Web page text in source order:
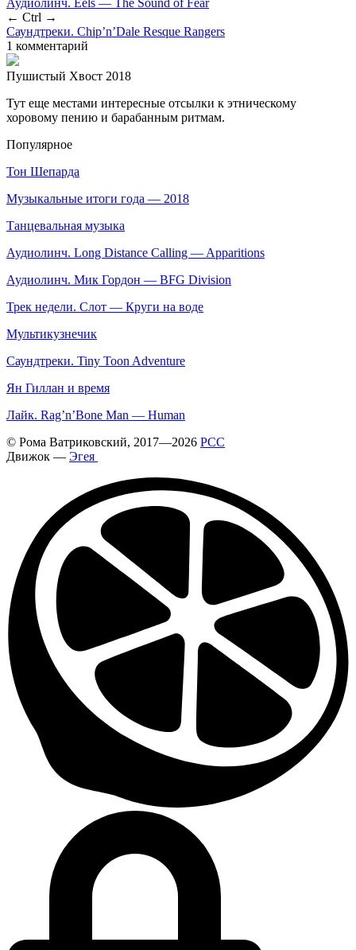
← Ctrl →
Саундтреки. Chip’n’Dale Resque Rangers
1 комментарий
Пушистый Хвост 2018
Тут еще местами интересные отсылки к этническому
хоровому пению и барабанным ритмам.
Популярное
Тон Шепарда
Музыкальные итоги года — 2018
Танцевальная музыка
Аудиолинч. Long Distance Calling — Apparitions
Аудиолинч. Мик Гордон — BFG Division
Трек недели. Слот — Круги на воде
Мультикузнечик
Саундтреки. Tiny Toon Adventure
Ян Гиллан и время
Лайк. Rag’n’Bone Man — Human
© Рома Ватриковский, 2017—2026 РСС
Движок — Эгея